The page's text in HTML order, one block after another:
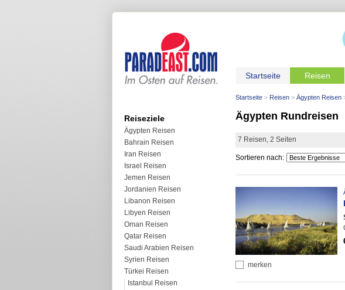
Startseite Reisen
Startseite Reisen Ägypten Reisen
Ägypten Rundreisen
7 Reisen, 2 Seiten
Sortieren nach:
merken
Reiseziele
Ägypten Reisen
Bahrain Reisen
Iran Reisen
Israel Reisen
Jemen Reisen
Jordanien Reisen
Libanon Reisen
Libyen Reisen
Oman Reisen
Qatar Reisen
Saudi Arabien Reisen
Syrien Reisen
Türkei Reisen
Istanbul Reisen